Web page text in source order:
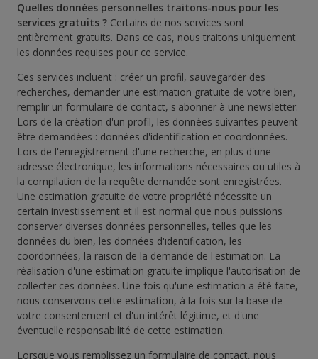
Quelles données personnelles traitons-nous pour les
services gratuits ? Certains de nos services sont
entièrement gratuits. Dans ce cas, nous traitons uniquement
les données requises pour ce service.
Ces services incluent : créer un profil, sauvegarder des
recherches, demander une estimation gratuite de votre bien,
remplir un formulaire de contact, s'abonner à une newsletter.
Lors de la création d'un profil, les données suivantes peuvent
être demandées : données d'identification et coordonnées.
Lors de l'enregistrement d'une recherche, en plus d'une
adresse électronique, les informations nécessaires ou utiles à
la compilation de la requête demandée sont enregistrées.
Une estimation gratuite de votre propriété nécessite un
certain investissement et il est normal que nous puissions
conserver diverses données personnelles, telles que les
données du bien, les données d'identification, les
coordonnées, la raison de la demande de l'estimation. La
réalisation d'une estimation gratuite implique l'autorisation de
collecter ces données. Une fois qu'une estimation a été faite,
nous conservons cette estimation, à la fois sur la base de
votre consentement et d'un intérêt légitime, et d'une
éventuelle responsabilité de cette estimation.
Lorsque vous remplissez un formulaire de contact, nous